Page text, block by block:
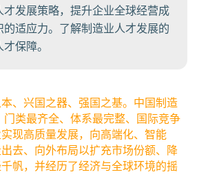
发展策略，提升企业全球经营成
适应力。了解制造业人才发展的
保障。
、兴国之器、强国之基。中国制造
类最齐全、体系最完整、国际竞争
现高质量发展，向高端化、智能
去、向外布局以扩充市场份额、降
帆，并经历了经济与全球环境的摇